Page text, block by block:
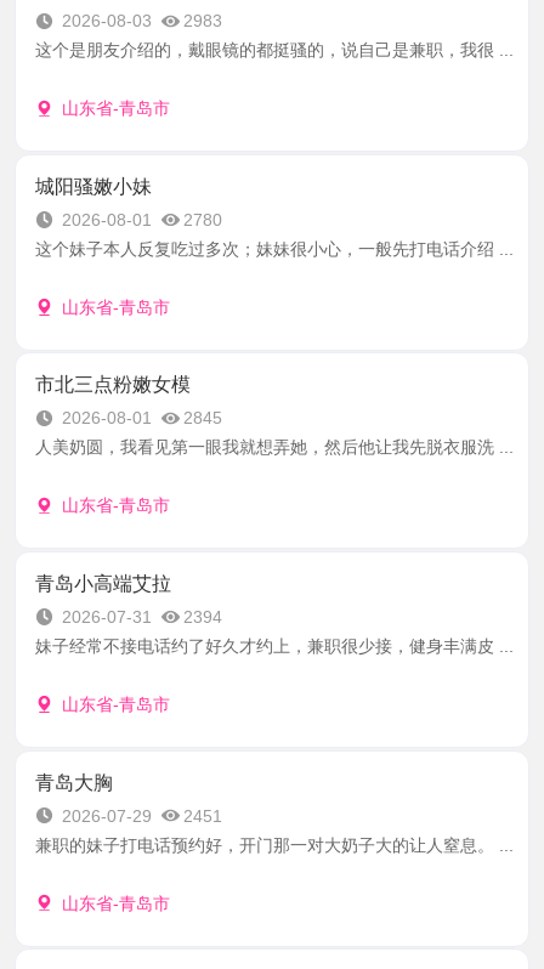
2026-08-03
2983
这个是朋友介绍的，戴眼镜的都挺骚的，说自己是兼职，我很 ...
山东省-青岛市
城阳骚嫩小妹
2026-08-01
2780
这个妹子本人反复吃过多次；妹妹很小心，一般先打电话介绍 ...
山东省-青岛市
市北三点粉嫩女模
2026-08-01
2845
人美奶圆，我看见第一眼我就想弄她，然后他让我先脱衣服洗 ...
山东省-青岛市
青岛小高端艾拉
2026-07-31
2394
妹子经常不接电话约了好久才约上，兼职很少接，健身丰满皮 ...
山东省-青岛市
青岛大胸
2026-07-29
2451
兼职的妹子打电话预约好，开门那一对大奶子大的让人窒息。 ...
山东省-青岛市